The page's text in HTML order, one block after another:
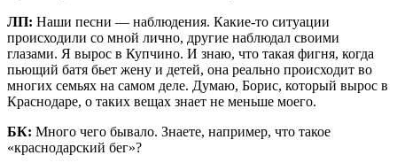
ЛП: Наши песни — наблюдения. Какие-то ситуации
происходили со мной лично, другие наблюдал своими
глазами. Я вырос в Купчино. И знаю, что такая фигня, когда
пьющий батя бьет жену и детей, она реально происходит во
многих семьях на самом деле. Думаю, Борис, который вырос в
Краснодаре, о таких вещах знает не меньше моего.
БК: Много чего бывало. Знаете, например, что такое
«краснодарский бег»?